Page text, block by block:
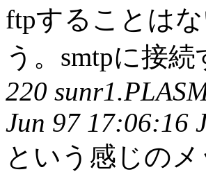
ftpすることは
う。smtpに接続
220
Jun 97 17:06:16
という感じの